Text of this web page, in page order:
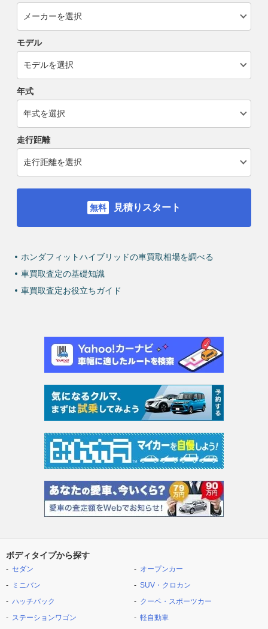
モデル
年式
走行距離
見積りスタート
ホンダフィットハイブリッドの車買取相場を調べる
車買取査定の基礎知識
車買取査定お役立ちガイド
ボディタイプから探す
セダン
ミニバン
ハッチバック
ステーションワゴン
オープンカー
SUV・クロカン
クーペ・スポーツカー
軽自動車